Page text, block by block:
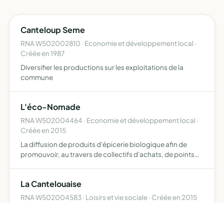
Canteloup Seme
RNA W502002810 · Economie et développement local ·
Créée en 1987
Diversifier les productions sur les exploitations de la
commune
L'éco-Nomade
RNA W502004464 · Economie et développement local ·
Créée en 2015
La diffusion de produits d'épicerie biologique afin de
promouvoir, au travers de collectifs d'achats, de points
La Cantelouaise
RNA W502004583 · Loisirs et vie sociale · Créée en 2015